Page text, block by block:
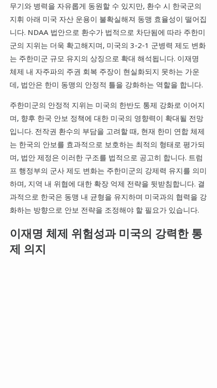
무기와 병력을 자유롭게 동원할 수 있지만, 환수 시 한국군의
지휘 아래 미국 자산 운용이 불확실해져 동맹 효율성이 떨어집
니다. NDAA 법안으로 환수가 법적으로 차단됨에 따라 주한미
군의 지위는 더욱 확고해지며, 미국의 3-2-1 군병력 제도 변화
는 주한미군 규모 유지의 상징으로 확대 해석됩니다. 이재명
체제 내 자주파의 주권 회복 주장이 현실화되지 못하는 가운
데, 법안은 한미 동맹의 안정적 틀을 강화하는 역할을 합니다.
주한미군의 안정적 지위는 미국의 한반도 통제 강화로 이어지
며, 향후 한국 안보 정책에 대한 미국의 영향력이 확대될 전망
입니다. 전작권 환수의 부담을 고려할 때, 현재 한미 연합 체제
는 한국의 안보를 효과적으로 보호하는 최적의 형태로 평가되
며, 법안 제정은 이러한 구조를 법적으로 공고히 합니다. 트럼
프 행정부의 군사 제도 변화는 주한미군의 강제력 유지를 의미
하며, 지역 내 위협에 대한 확장 억제 전략을 뒷받침합니다. 결
과적으로 한국은 동맹 내 균형을 유지하며 미국과의 협력을 강
화하는 방향으로 안보 전략을 조정해야 할 필요가 있습니다.
이재명 체제 위험성과 미국의 강력한 통
제 의지